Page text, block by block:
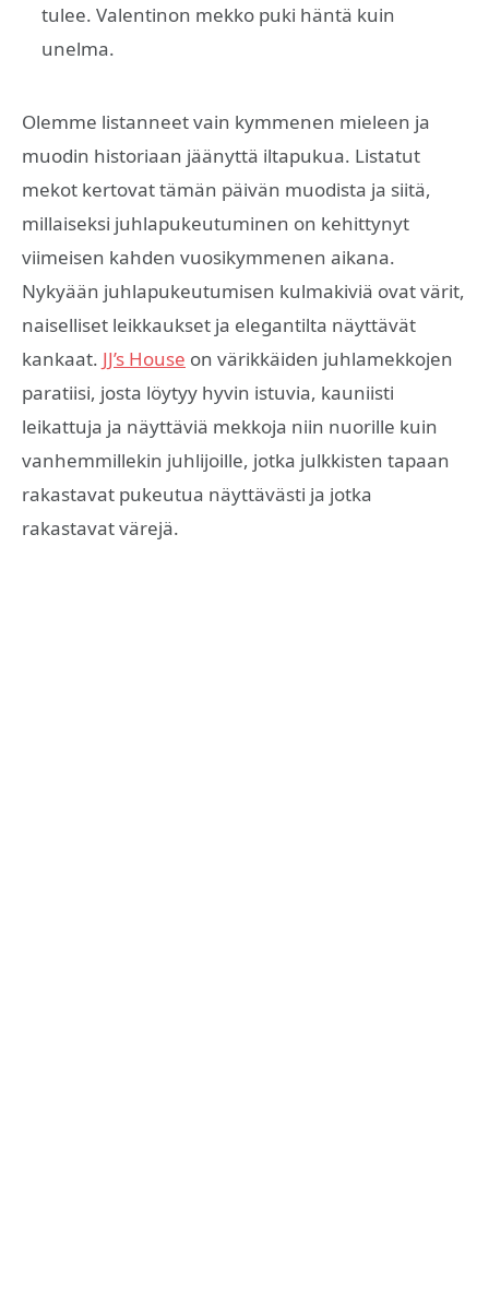
tulee. Valentinon mekko puki häntä kuin
unelma.
Olemme listanneet vain kymmenen mieleen ja
muodin historiaan jäänyttä iltapukua. Listatut
mekot kertovat tämän päivän muodista ja siitä,
millaiseksi juhlapukeutuminen on kehittynyt
viimeisen kahden vuosikymmenen aikana.
Nykyään juhlapukeutumisen kulmakiviä ovat värit,
naiselliset leikkaukset ja elegantilta näyttävät
kankaat. JJ’s House on värikkäiden juhlamekkojen
paratiisi, josta löytyy hyvin istuvia, kauniisti
leikattuja ja näyttäviä mekkoja niin nuorille kuin
vanhemmillekin juhlijoille, jotka julkkisten tapaan
rakastavat pukeutua näyttävästi ja jotka
rakastavat värejä.